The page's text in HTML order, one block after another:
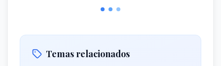
Temas relacionados